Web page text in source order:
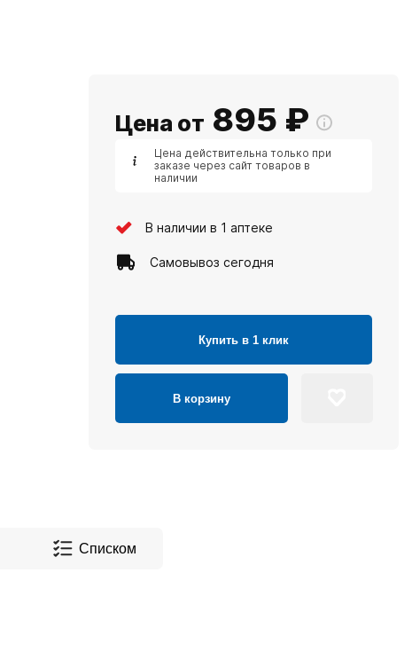
Цена от 895 ₽
Цена действительна только при
заказе через сайт товаров в
наличии
В наличии в 1 аптеке
Самовывоз сегодня
Купить в 1 клик
В корзину
Списком